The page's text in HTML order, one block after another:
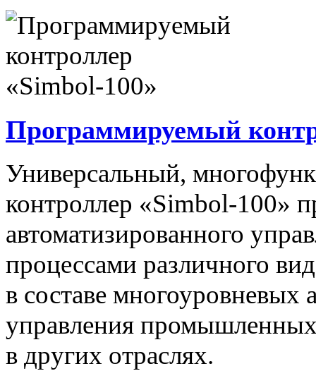
Программируемый
Универсальный,
контроллер «Simbol-100»
автоматизированного
процессами различного
в составе многоуровневых
управления
в других отраслях.